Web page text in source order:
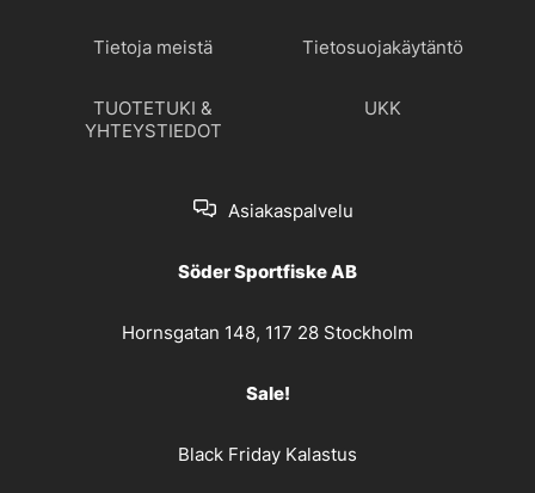
Tietoja meistä Tietosuojakäytäntö
TUOTETUKI &
YHTEYSTIEDOT
UKK
Asiakaspalvelu
Söder Sportfiske AB
Hornsgatan 148, 117 28 Stockholm
Sale!
Black Friday Kalastus